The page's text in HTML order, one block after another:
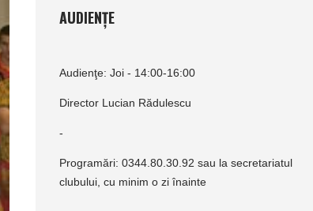
AUDIENȚE
Audienţe: Joi - 14:00-16:00
Director Lucian Rădulescu
-
Programări: 0344.80.30.92 sau la secretariatul
clubului, cu minim o zi înainte